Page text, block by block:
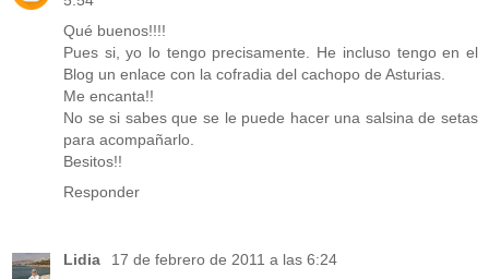
Qué buenos!!!!
Pues si, yo lo tengo precisamente. He incluso tengo en el
Blog un enlace con la cofradia del cachopo de Asturias.
Me encanta!!
No se si sabes que se le puede hacer una salsina de setas
para acompañarlo.
Besitos!!
Responder
Lidia
17 de febrero de 2011 a las 6:24